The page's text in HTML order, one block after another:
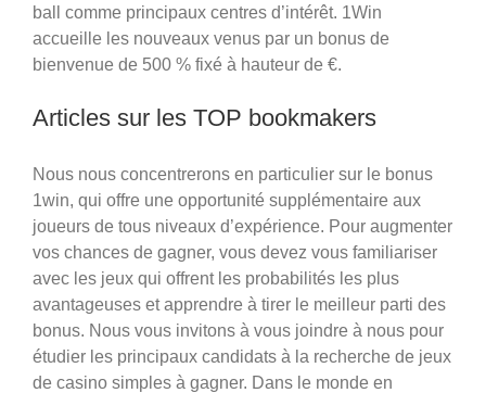
ball comme principaux centres d’intérêt. 1Win
accueille les nouveaux venus par un bonus de
bienvenue de 500 % fixé à hauteur de €.
Articles sur les TOP bookmakers
Nous nous concentrerons en particulier sur le bonus
1win, qui offre une opportunité supplémentaire aux
joueurs de tous niveaux d’expérience. Pour augmenter
vos chances de gagner, vous devez vous familiariser
avec les jeux qui offrent les probabilités les plus
avantageuses et apprendre à tirer le meilleur parti des
bonus. Nous vous invitons à vous joindre à nous pour
étudier les principaux candidats à la recherche de jeux
de casino simples à gagner. Dans le monde en